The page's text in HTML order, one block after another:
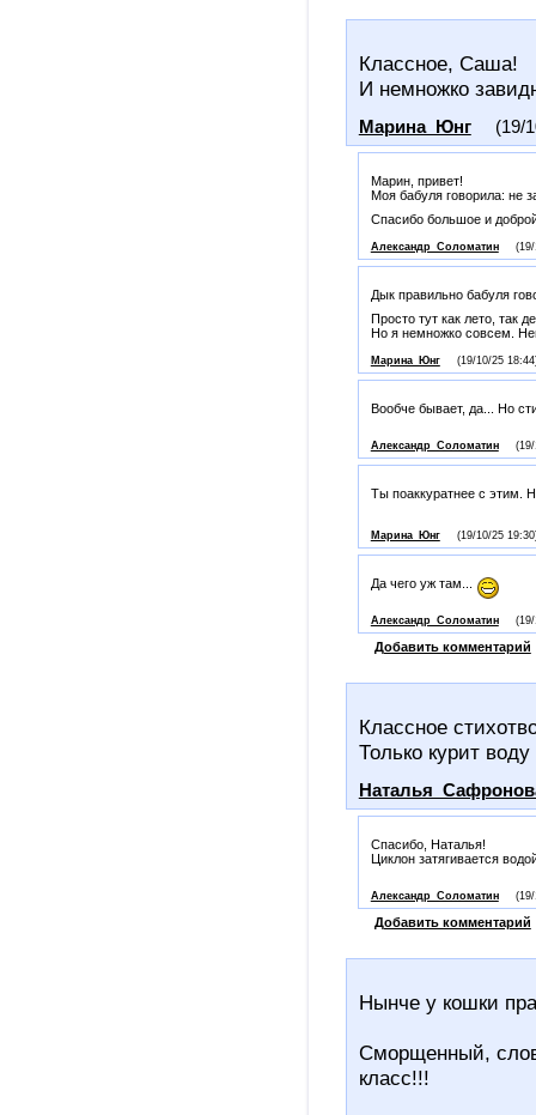
Классное, Саша!
И немножко
Марина_Юнг (19/
Марин, привет!
Моя бабуля говорила: не
Спасибо большое и
Александр_Соломатин
Дык правильно бабуля
Просто тут как лето, так
Но я немножко совсем.
Марина_Юнг (19/10/25
Вообче бывает, да... Но
Александр_Соломатин
Ты поаккуратнее с этим.
Марина_Юнг (19/10/25
Да чего уж там...
Александр_Соломатин
Добавить комментарий
Классное
Только курит
Спасибо, Наталья!
Циклон затягивается
Александр_Соломатин
Добавить комментарий
Нынче у кошки
Сморщенный,
класс!!!